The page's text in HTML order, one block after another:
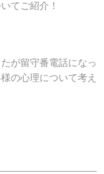
てご紹介！
が留守番電話になっ
の心理について考え